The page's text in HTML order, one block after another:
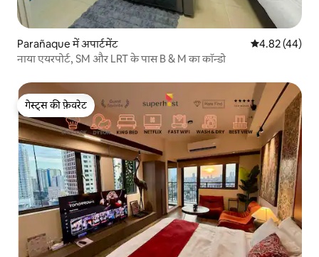
Parañaque में अपार्टमेंट औसत रेटिंग 5 में
4.82 (44)
नाया एयरपोर्ट, SM और LRT के पास B & M का कॉन्डो
गेस्ट्स की फ़ेवरेट
गेस्ट्स की फ़ेवरेट